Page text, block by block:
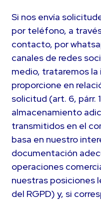
Si nos envía
por teléfono, a
contacto, por
canales de redes
medio, trataremos
proporcione en
solicitud (art. 6, párr.
almacenamiento
transmitidos en el
basa en nuestro
documentación
operaciones
nuestras posiciones
del RGPD) y, si